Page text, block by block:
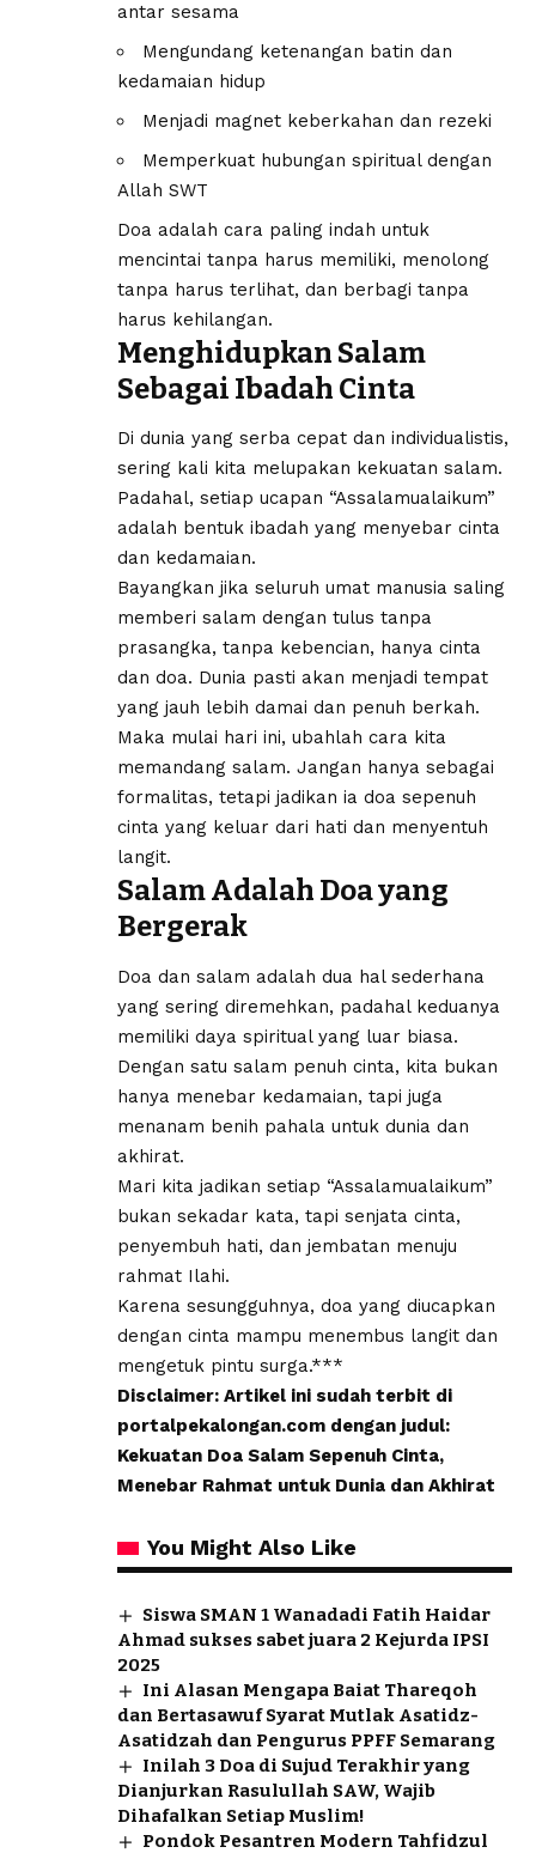
antar sesama
Mengundang ketenangan batin dan
kedamaian hidup
Menjadi magnet keberkahan dan rezeki
Memperkuat hubungan spiritual dengan
Allah SWT
Doa adalah cara paling indah untuk
mencintai tanpa harus memiliki, menolong
tanpa harus terlihat, dan berbagi tanpa
harus kehilangan.
Menghidupkan Salam
Sebagai Ibadah Cinta
Di dunia yang serba cepat dan individualistis,
sering kali kita melupakan kekuatan salam.
Padahal, setiap ucapan “Assalamualaikum”
adalah bentuk ibadah yang menyebar cinta
dan kedamaian.
Bayangkan jika seluruh umat manusia saling
memberi salam dengan tulus tanpa
prasangka, tanpa kebencian, hanya cinta
dan doa. Dunia pasti akan menjadi tempat
yang jauh lebih damai dan penuh berkah.
Maka mulai hari ini, ubahlah cara kita
memandang salam. Jangan hanya sebagai
formalitas, tetapi jadikan ia doa sepenuh
cinta yang keluar dari hati dan menyentuh
langit.
Salam Adalah Doa yang
Bergerak
Doa dan salam adalah dua hal sederhana
yang sering diremehkan, padahal keduanya
memiliki daya spiritual yang luar biasa.
Dengan satu salam penuh cinta, kita bukan
hanya menebar kedamaian, tapi juga
menanam benih pahala untuk dunia dan
akhirat.
Mari kita jadikan setiap “Assalamualaikum”
bukan sekadar kata, tapi senjata cinta,
penyembuh hati, dan jembatan menuju
rahmat Ilahi.
Karena sesungguhnya, doa yang diucapkan
dengan cinta mampu menembus langit dan
mengetuk pintu surga.***
Disclaimer: Artikel ini sudah terbit di
portalpekalongan.com dengan judul:
Kekuatan Doa Salam Sepenuh Cinta,
Menebar Rahmat untuk Dunia dan Akhirat
You Might Also Like
Siswa SMAN 1 Wanadadi Fatih Haidar
Ahmad sukses sabet juara 2 Kejurda IPSI
2025
Ini Alasan Mengapa Baiat Thareqoh
dan Bertasawuf Syarat Mutlak Asatidz-
Asatidzah dan Pengurus PPFF Semarang
Inilah 3 Doa di Sujud Terakhir yang
Dianjurkan Rasulullah SAW, Wajib
Dihafalkan Setiap Muslim!
Pondok Pesantren Modern Tahfidzul